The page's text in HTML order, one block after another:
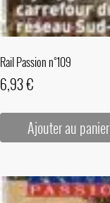
Rail Passion n°109
6,93€
Ajouter au panier